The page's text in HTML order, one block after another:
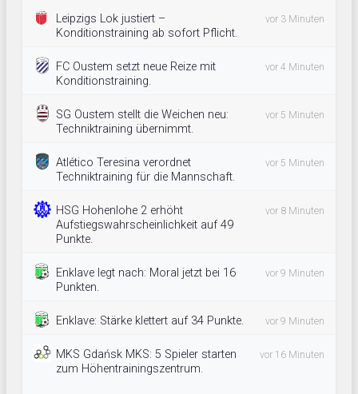
Leipzigs Lok justiert –
Konditionstraining ab sofort Pflicht.
vor 3 Minuten
FC Oustem setzt neue Reize mit
Konditionstraining.
vor 4 Minuten
SG Oustem stellt die Weichen neu:
Techniktraining übernimmt.
vor 5 Minuten
Atlético Teresina verordnet
Techniktraining für die Mannschaft.
vor 5 Minuten
HSG Hohenlohe 2 erhöht
Aufstiegswahrscheinlichkeit auf 49
Punkte.
vor 8 Minuten
Enklave legt nach: Moral jetzt bei 16
Punkten.
vor 9 Minuten
Enklave: Stärke klettert auf 34 Punkte. vor 9 Minuten
MKS Gdańsk MKS: 5 Spieler starten
zum Höhentrainingszentrum.
vor 16 Minuten